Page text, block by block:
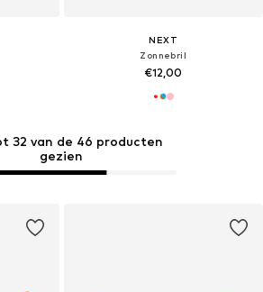
32 van de 46 producten
gezien
NEXT
Zonnebril
€12,00